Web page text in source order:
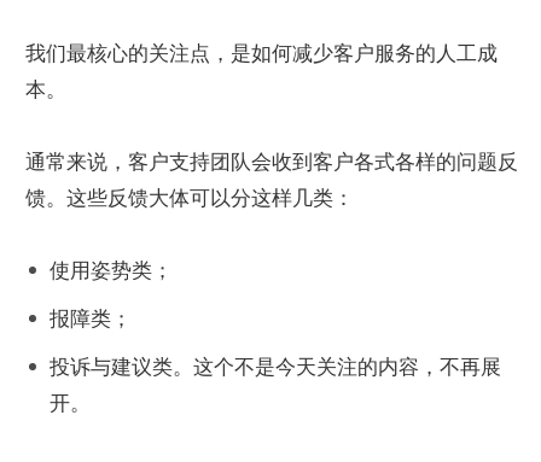
我们最核心的关注点，是如何减少客户服务的人工成
本。
通常来说，客户支持团队会收到客户各式各样的问题反
馈。这些反馈大体可以分这样几类：
使用姿势类；
报障类；
投诉与建议类。这个不是今天关注的内容，不再展
开。